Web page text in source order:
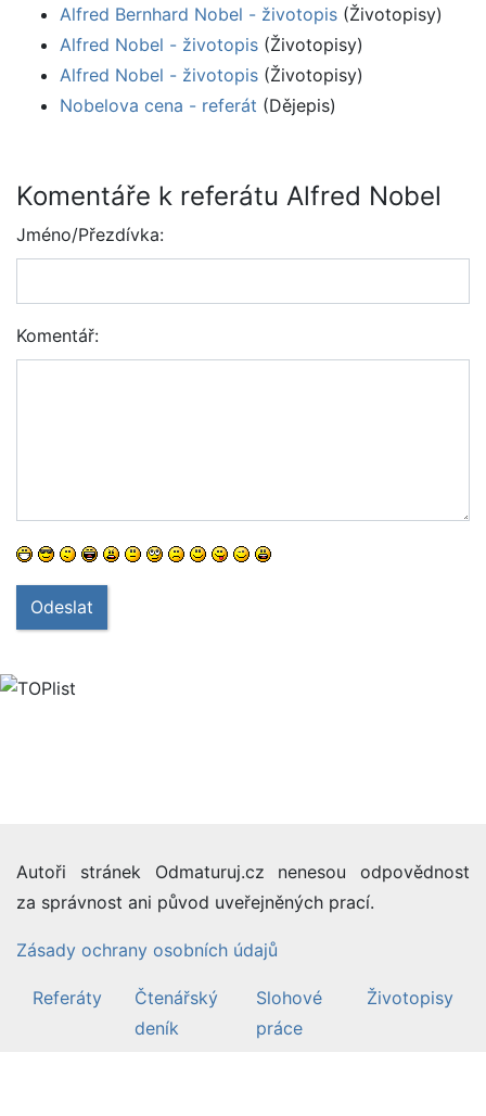
Alfred Bernhard Nobel - životopis (Životopisy)
Alfred Nobel - životopis (Životopisy)
Alfred Nobel - životopis (Životopisy)
Nobelova cena - referát (Dějepis)
Komentáře k referátu Alfred Nobel
Jméno/Přezdívka:
Komentář:
Odeslat
Autoři stránek Odmaturuj.cz nenesou odpovědnost
za správnost ani původ uveřejněných prací.
Zásady ochrany osobních údajů
Referáty
Čtenářský
deník
Slohové
práce
Životopisy